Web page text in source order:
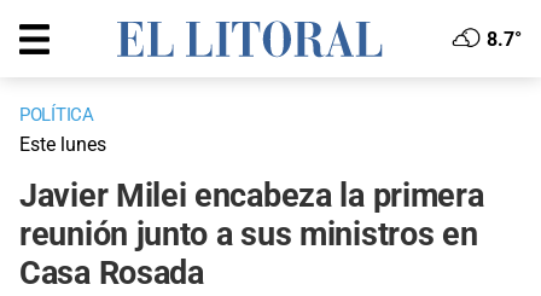
8.7°
POLÍTICA
Este lunes
Javier Milei encabeza la primera
reunión junto a sus ministros en
Casa Rosada